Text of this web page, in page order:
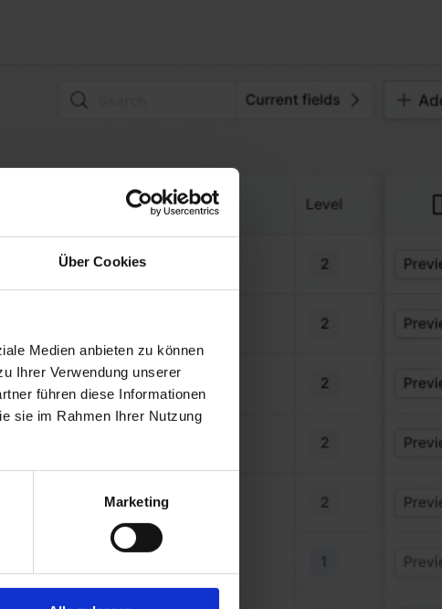
Über Cookies
Medien anbieten zu können
Ihrer Verwendung unserer
führen diese Informationen
sie im Rahmen Ihrer Nutzung
Marketing